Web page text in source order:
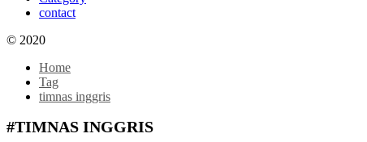
contact
© 2020
Home
Tag
timnas inggris
#TIMNAS INGGRIS